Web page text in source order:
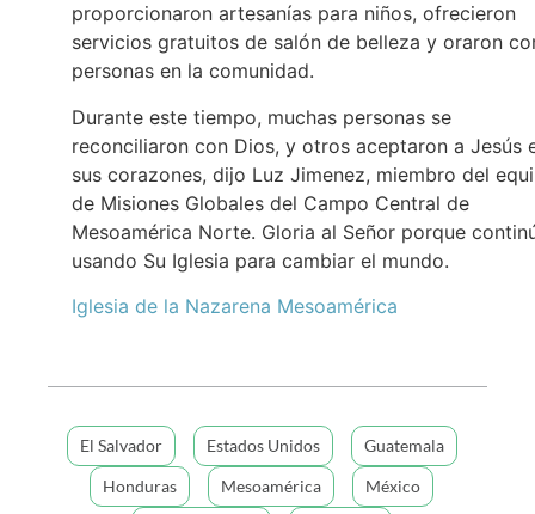
proporcionaron artesanías para niños, ofrecieron
servicios gratuitos de salón de belleza y oraron
personas en la comunidad.
Durante este tiempo, muchas personas se
reconciliaron con Dios, y otros aceptaron a Jesús
sus corazones, dijo Luz Jimenez, miembro del
de Misiones Globales del Campo Central de
Mesoamérica Norte. Gloria al Señor porque
usando Su Iglesia para cambiar el mundo.
Iglesia de la Nazarena Mesoamérica
El Salvador Estados Unidos
Guatemala
Honduras
Mesoamérica
México